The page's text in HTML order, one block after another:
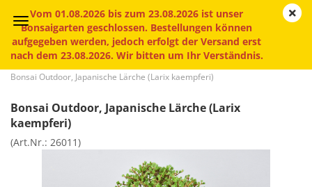
Vom 01.08.2026 bis zum 23.08.2026 ist unser
Bonsaigarten geschlossen. Bestellungen können
aufgegeben werden, jedoch erfolgt der Versand erst
nach dem 23.08.2026. Wir bitten um Ihr Verständnis.
Startseite » Bonsai » Outdoor-Bonsai für draußen »
Bonsai Outdoor, Japanische Lärche (Larix kaempferi)
Bonsai Outdoor, Japanische Lärche (Larix
kaempferi)
(Art.Nr.: 26011)